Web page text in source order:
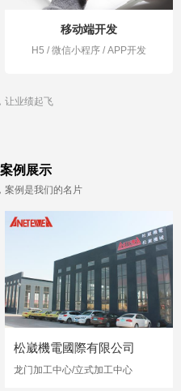
移动端开发
H5 / 微信小程序 / APP开发
让业绩起飞
例展示
案例是我们的名片
松崴機電國際有限公司
龙门加工中心/立式加工中心